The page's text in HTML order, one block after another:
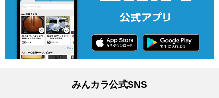
みんカラ公式SNS